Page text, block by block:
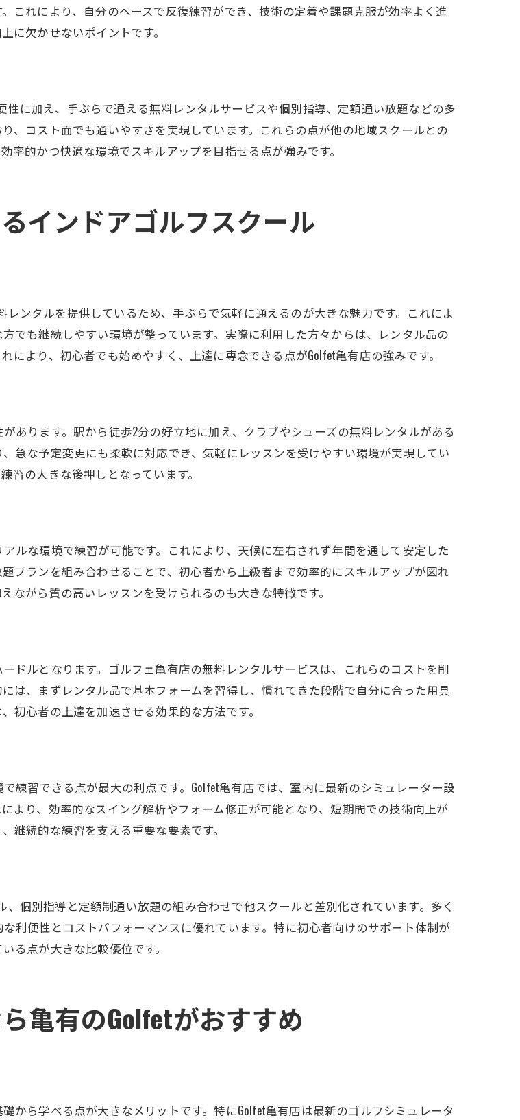
寧なインドアゴルフスクール指導
べるインドアゴルフスクールの魅力
と比較したインドアゴルフスクールの特長
フェ亀有でゴルフを楽しむ
ー完備のインドアゴルフスクール体験
でスイングを分析する魅力
満足の最新ゴルフ設備
インドアゴルフスクールの選び方
いやすいゴルフェ亀有の利便性
いインドアゴルフスクールの魅力
亀有のゴルフェでゴルフを学ぶ
備でスイング徹底改善
ッスンで変わるスイング習慣
実感できるスイングの変化
ルとの違いを体験しよう
これにより、自分のペースで反復練習ができ、技術の定着や課題克服が効率よく進
に欠かせないポイントです。
に加え、手ぶらで通える無料レンタルサービスや個別指導、定額通い放題などの多
、コスト面でも通いやすさを実現しています。これらの点が他の地域スクールとの
的かつ快適な環境でスキルアップを目指せる点が強みです。
インドアゴルフスクール
ンタルを提供しているため、手ぶらで気軽に通えるのが大きな魅力です。これによ
でも継続しやすい環境が整っています。実際に利用した方々からは、レンタル品の
より、初心者でも始めやすく、上達に専念できる点がGolfet亀有店の強みです。
あります。駅から徒歩2分の好立地に加え、クラブやシューズの無料レンタルがある
急な予定変更にも柔軟に対応でき、気軽にレッスンを受けやすい環境が実現してい
習の大きな後押しとなっています。
ルな環境で練習が可能です。これにより、天候に左右されず年間を通して安定した
プランを組み合わせることで、初心者から上級者まで効率的にスキルアップが図れ
ながら質の高いレッスンを受けられるのも大きな特徴です。
ドルとなります。ゴルフェ亀有店の無料レンタルサービスは、これらのコストを削
は、まずレンタル品で基本フォームを習得し、慣れてきた段階で自分に合った用具
初心者の上達を加速させる効果的な方法です。
練習できる点が最大の利点です。Golfet亀有店では、室内に最新のシミュレーター設
より、効率的なスイング解析やフォーム修正が可能となり、短期間での技術向上が
継続的な練習を支える重要な要素です。
個別指導と定額制通い放題の組み合わせで他スクールと差別化されています。多く
利便性とコストパフォーマンスに優れています。特に初心者向けのサポート体制が
る点が大きな比較優位です。
亀有のGolfetがおすすめ
から学べる点が大きなメリットです。特にGolfet亀有店は最新のゴルフシミュレータ